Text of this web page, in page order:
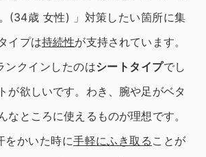
(34歳 女性) 」対策したい箇所に集
イプは持続性が支持されています。
ンクインしたのはシートタイプでし
が欲しいです。わき、腕や足がベタ
なところに使えるものが理想です。
をかいた時に手軽にふき取る ことが